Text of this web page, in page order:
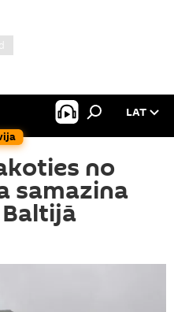
LAT
no
samazina